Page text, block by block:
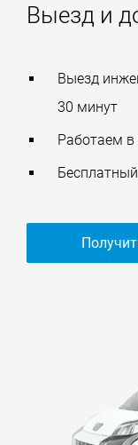
Выезд и
Выезд
30 минут
Работаем в